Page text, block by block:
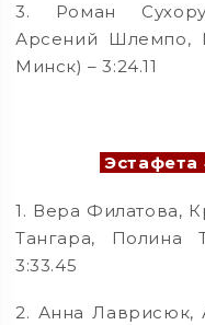
3. Роман
Арсений Шлемпо,
Минск) – 3:24.11
1. Вера Филатова,
Тангара, Полина
3:33.45
2. Анна Лаврисюк,